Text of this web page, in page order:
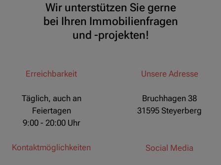
Wir unterstützen Sie gerne
bei Ihren Immobilienfragen
und -projekten!
Erreichbarkeit
Täglich, auch an
Feiertagen
9:00 - 20:00 Uhr
Kontaktmöglichkeiten
Unsere Adresse
Bruchhagen 38
31595 Steyerberg
Social Media